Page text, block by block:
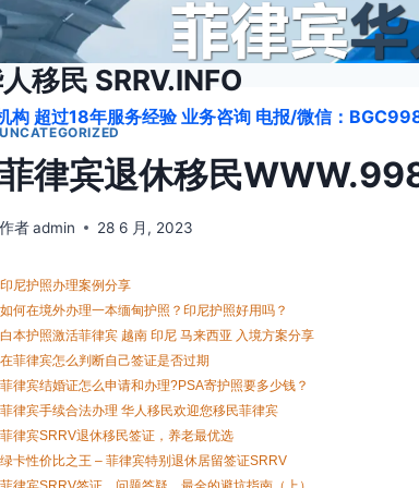
移民 SRRV.INFO
构 超过18年服务经验 业务咨询 电报/微信：
UNCATEGORIZED
菲律宾退休移民
作者admin 28 6 月, 2023
印尼护照办理案例分享
如何在境外办理一本缅甸护照？印尼护照好用吗？
白本护照激活菲律宾 越南 印尼 马来西亚 入境方案分享
在菲律宾怎么判断自己签证是否过期
菲律宾结婚证怎么申请和办理?PSA寄护照要多少钱？
菲律宾手续合法办理 华人移民欢迎您移民菲律宾
菲律宾SRRV退休移民签证，养老最优选
绿卡性价比之王 – 菲律宾特别退休居留签证SRRV